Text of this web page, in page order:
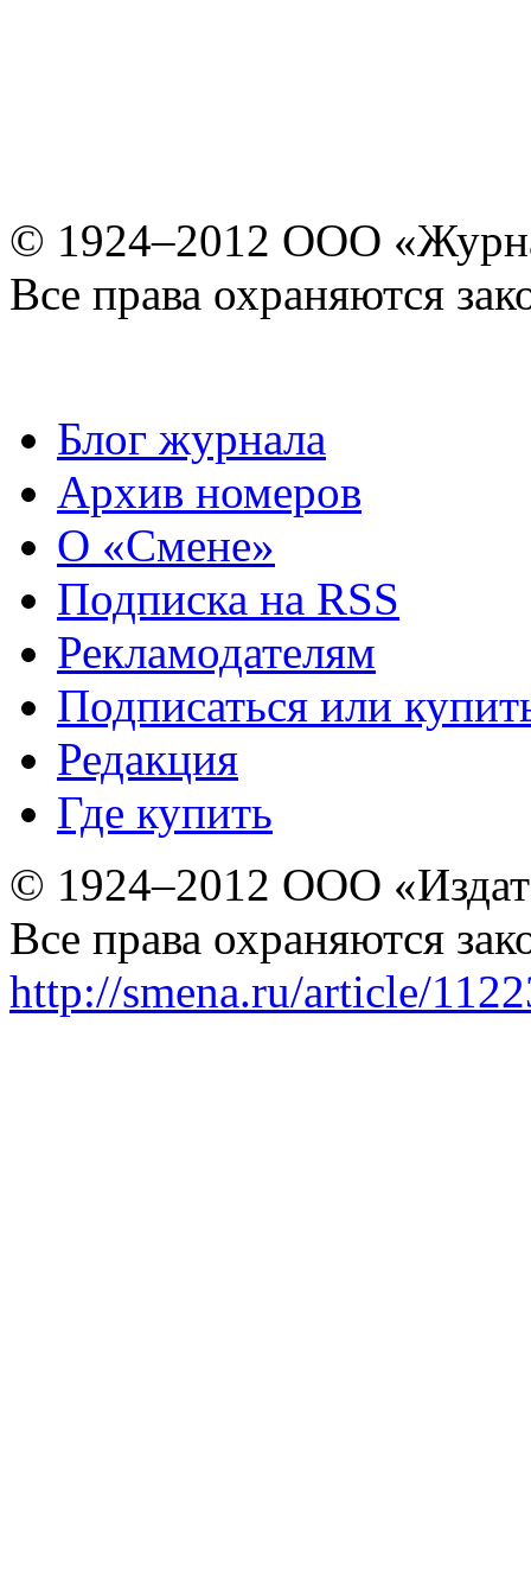
© 1924–2012 ООО
Все права охраняются
Блог журнала
Архив номеров
О «Смене»
Подписка на RSS
Рекламодателям
Подписаться или
Редакция
Где купить
© 1924–2012 ООО
Все права охраняются
http://smena.ru/article/